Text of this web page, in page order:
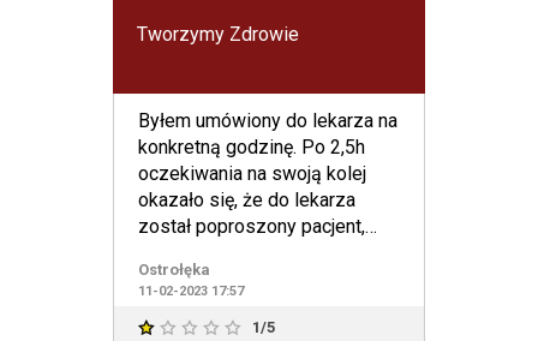
Tworzymy Zdrowie
Byłem umówiony do lekarza na
konkretną godzinę. Po 2,5h
oczekiwania na swoją kolej
okazało się, że do lekarza
został poproszony pacjent,
Ostrołęka
11-02-2023 17:57
1/5